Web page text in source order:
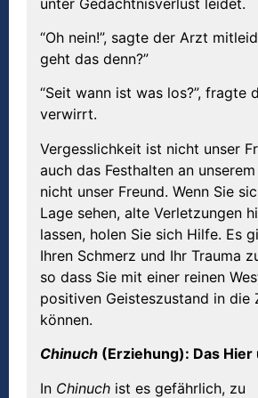
“Oh nein!”, sagte der Arzt
geht das denn?”
“Seit wann ist was los?”, fragte
verwirrt.
Vergesslichkeit ist nicht unser
auch das Festhalten an
nicht unser Freund. Wenn Sie
Lage sehen, alte Verletzungen
lassen, holen Sie sich Hilfe. Es
Ihren Schmerz und Ihr Trauma
so dass Sie mit einer reinen
positiven Geisteszustand in die
können.
Chinuch (Erziehung): Das
In Chinuch ist es gefährlich, zu